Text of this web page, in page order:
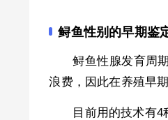
鲟鱼性别的早期鉴
鲟鱼性腺发育周
浪费，因此在养殖早
目前用的技术有4